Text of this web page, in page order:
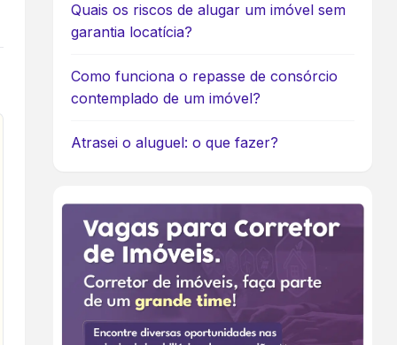
Quais os riscos de alugar um imóvel sem
garantia locatícia?
Como funciona o repasse de consórcio
contemplado de um imóvel?
Atrasei o aluguel: o que fazer?